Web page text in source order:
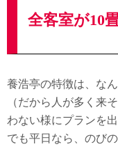
全客室が10
養浩亭の特徴は、な
（だから人が多く来
わない様にプランを
でも平日なら、のびの